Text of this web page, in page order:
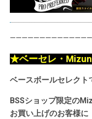
★ベーセレ・
ベースボールセレクト
BSSショップ限定の
お買い上げのお客様に